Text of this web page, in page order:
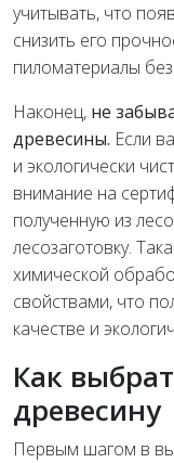
учитывать, что
снизить его
пиломатериалы
Наконец, не
древесины. Если
и экологически
внимание на
полученную из
лесозаготовку.
химической
свойствами, что
качестве и
Как
древесину
Первым шагом в